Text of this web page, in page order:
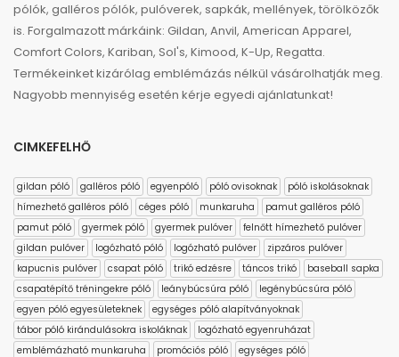
pólók, galléros pólók, pulóverek, sapkák, mellények, törölközők
is. Forgalmazott márkáink: Gildan, Anvil, American Apparel,
Comfort Colors, Kariban, Sol's, Kimood, K-Up, Regatta.
Termékeinket kizárólag emblémázás nélkül vásárolhatják meg.
Nagyobb mennyiség esetén kérje egyedi ajánlatunkat!
CIMKEFELHŐ
gildan póló galléros póló egyenpóló póló ovisoknak
póló iskolásoknak
hímezhető galléros póló
céges póló munkaruha
pamut galléros póló
pamut póló
gyermek póló gyermek pulóver
felnőtt hímezhető pulóver
gildan pulóver
logózható póló logózható pulóver
zipzáros pulóver
kapucnis pulóver
csapat póló trikó edzésre táncos trikó
baseball sapka
csapatépítő tréningekre póló
leánybúcsúra póló
legénybúcsúra póló
egyen póló egyesületeknek
egységes póló alapítványoknak
tábor póló kirándulásokra iskoláknak
logózható egyenruházat
emblémázható munkaruha
promóciós póló egységes póló